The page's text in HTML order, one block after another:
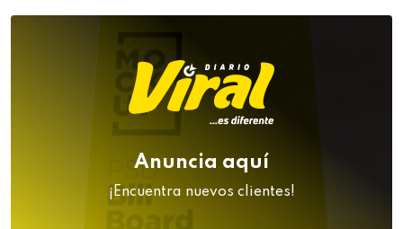
Anuncia aquí
¡Encuentra nuevos clientes!